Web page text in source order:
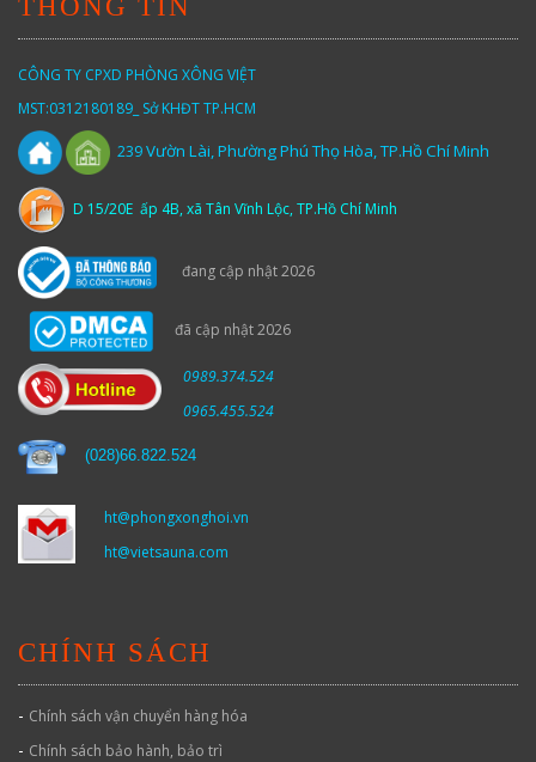
THÔNG TIN
CÔNG TY CPXD PHÒNG XÔNG VIỆT
MST:0312180189_ Sở KHĐT TP.HCM
239Vườn Lài,Phường Phú Thọ Hòa, TP.Hồ Chí Minh
D 15/20E ấp 4B, xã Tân Vĩnh Lộc, TP.Hồ Chí Minh
đang cập nhật 2026
đã cập nhật 2026
0989.374.524
0965.455.524
(028)66.822.524
ht@phongxonghoi.vn
ht@vietsauna.com
CHÍNH SÁCH
- Chính sách vận chuyển hàng hóa
- Chính sách bảo hành, bảo trì